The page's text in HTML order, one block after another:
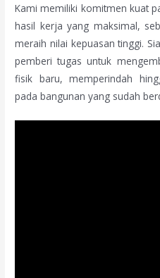
Kami memiliki komitmen kuat
hasil kerja yang maksimal,
meraih nilai kepuasan tinggi.
pemberi tugas untuk
fisik baru, memperindah
pada bangunan yang sudah